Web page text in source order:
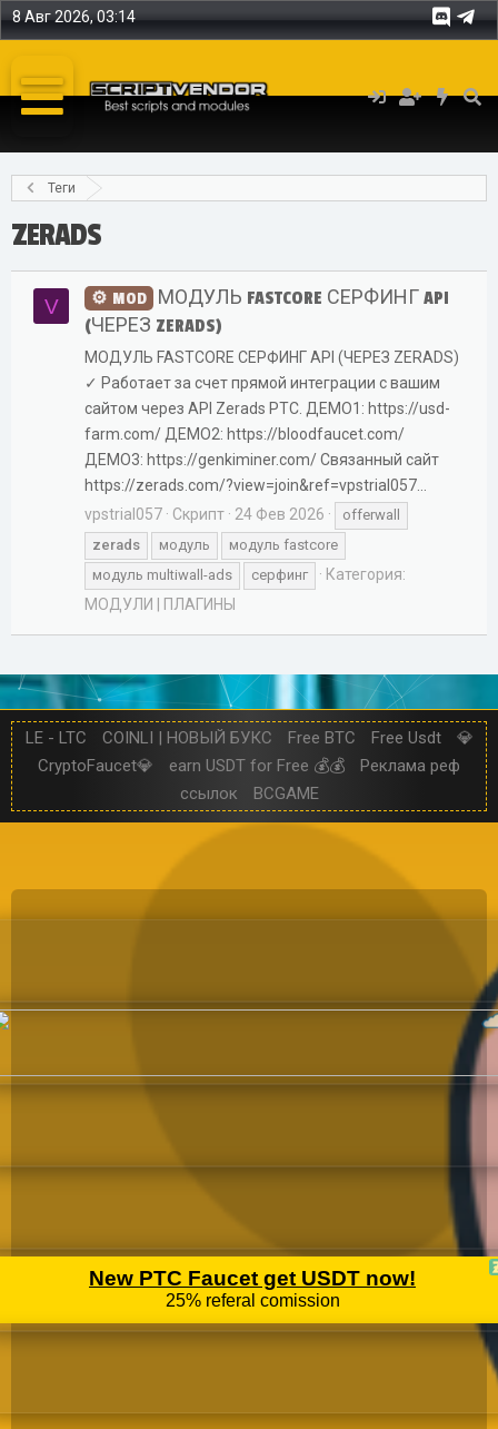
8 Авг 2026, 03:14
Теги
ZERADS
V MOD
МОДУЛЬ FASTCORE СЕРФИНГ API
(ЧЕРЕЗ ZERADS)
МОДУЛЬ FASTCORE СЕРФИНГ API (ЧЕРЕЗ ZERADS)
✓ Работает за счет прямой интеграции с вашим
сайтом через API Zerads PTC. ДЕМО1: https://usd-
farm.com/ ДЕМО2: https://bloodfaucet.com/
ДЕМО3: https://genkiminer.com/ Связанный сайт
https://zerads.com/?view=join&ref=vpstrial057...
vpstrial057
Скрипт 24 Фев 2026
offerwall
zerads
модуль
модуль fastcore
модуль multiwall-ads
серфинг
Категория:
МОДУЛИ | ПЛАГИНЫ
LE - LTC COINLI | НОВЫЙ БУКС Free BTC Free Usdt
💎
CryptoFaucet💎
earn USDT for Free 💰💰
Реклама реф
ссылок
BCGAME